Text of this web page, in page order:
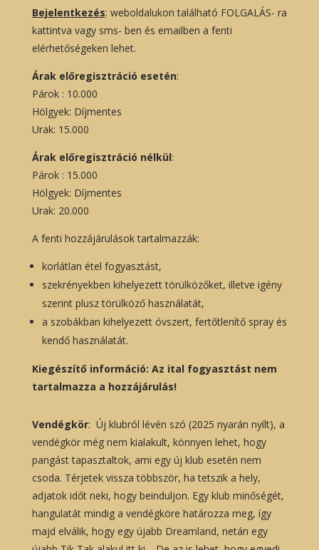
Bejelentkezés: weboldalukon található FOLGALÁS- ra
kattintva vagy sms- ben és emailben a fenti
elérhetőségeken lehet.
Árak előregisztráció esetén:
Párok : 10.000
Hölgyek: Díjmentes
Urak: 15.000
Árak előregisztráció nélkül:
Párok : 15.000
Hölgyek: Díjmentes
Urak: 20.000
A fenti hozzájárulások tartalmazzák:
korlátlan étel fogyasztást,
szekrényekben kihelyezett törülközőket, illetve igény
szerint plusz törülköző használatát,
a szobákban kihelyezett óvszert, fertőtlenítő spray és
kendő használatát.
Kiegészítő információ: Az ital fogyasztást nem
tartalmazza a hozzájárulás!
Vendégkör: Új klubról lévén szó (2025 nyarán nyílt), a
vendégkör még nem kialakult, könnyen lehet, hogy
pangást tapasztaltok, ami egy új klub esetén nem
csoda. Térjetek vissza többször, ha tetszik a hely,
adjatok időt neki, hogy beinduljon. Egy klub minőségét,
hangulatát mindig a vendégköre határozza meg, így
majd elválik, hogy egy újabb Dreamland, netán egy